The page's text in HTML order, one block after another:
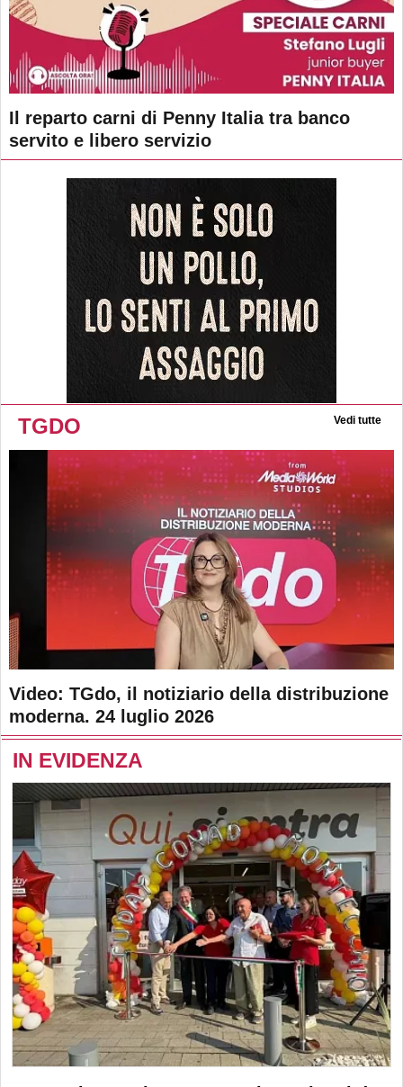
Il reparto carni di Penny Italia tra banco
servito e libero servizio
TGDO Vedi tutte
Video: TGdo, il notiziario della distribuzione
moderna. 24 luglio 2026
IN EVIDENZA